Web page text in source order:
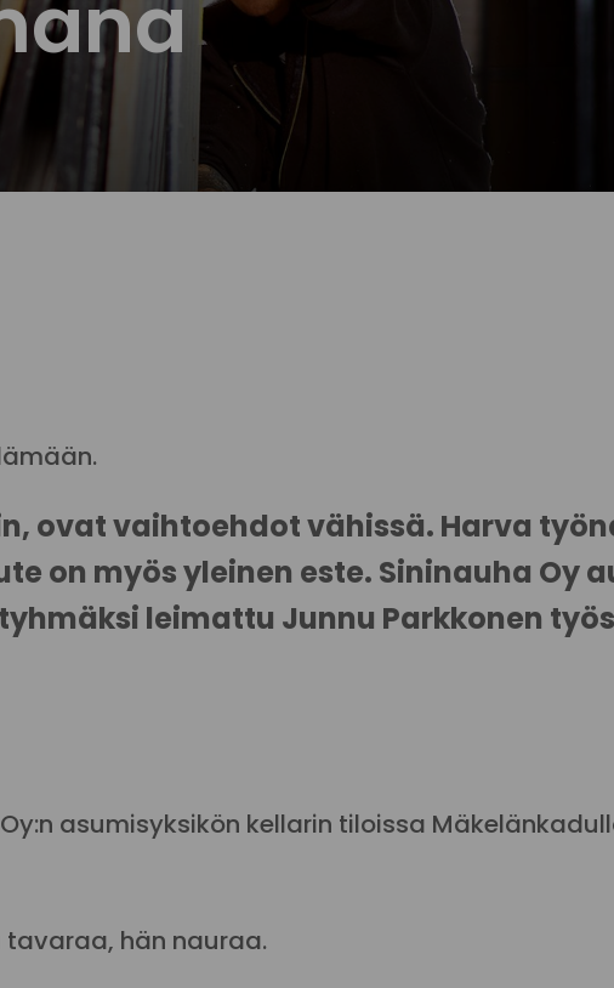
ovat vaihtoehdot vähissä. Harva
on myös yleinen este. Sininauha Oy
leimattu Junnu Parkkonen
asumisyksikön kellarin tiloissa
hän nauraa.